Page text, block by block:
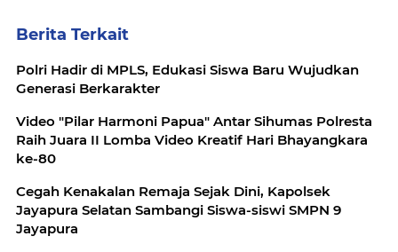
Berita Terkait
Polri Hadir di MPLS, Edukasi Siswa Baru Wujudkan
Generasi Berkarakter
Video "Pilar Harmoni Papua" Antar Sihumas Polresta
Raih Juara II Lomba Video Kreatif Hari Bhayangkara
ke-80
Cegah Kenakalan Remaja Sejak Dini, Kapolsek
Jayapura Selatan Sambangi Siswa-siswi SMPN 9
Jayapura